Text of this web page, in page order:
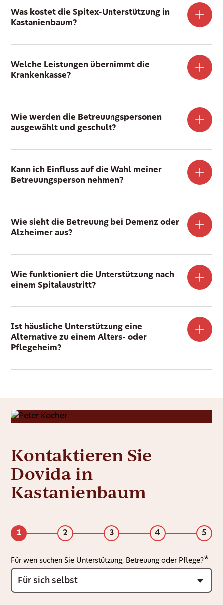
Was kostet die Spitex-Unterstützung in
Kastanienbaum?
Welche Leistungen übernimmt die
Krankenkasse?
Wie werden die Betreuungspersonen
ausgewählt und geschult?
Kann ich Einfluss auf die Wahl meiner
Betreuungsperson nehmen?
Wie sieht die Betreuung bei Demenz oder
Alzheimer aus?
Wie funktioniert die Unterstützung nach
einem Spitalaustritt?
Ist häusliche Unterstützung eine
Alternative zu einem Alters- oder
Pflegeheim?
Kontaktieren Sie
Dovida in
Kastanienbaum
1 2 3 4 5
Für wen suchen Sie Unterstützung, Betreuung oder Pflege?